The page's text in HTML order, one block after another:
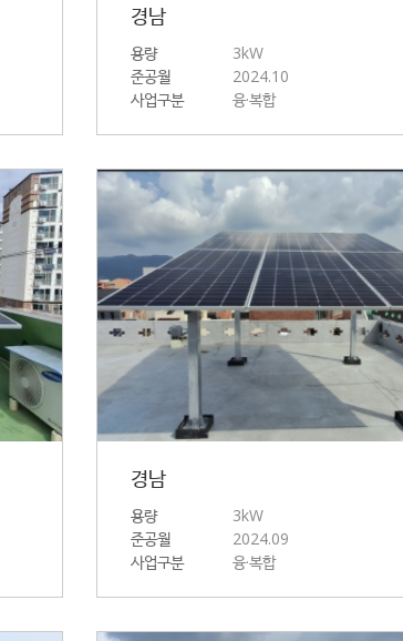
경남
용량
3kW
준공월
2024.10
사업구분
융·복합
경남
용량
3kW
준공월
2024.09
사업구분
융·복합